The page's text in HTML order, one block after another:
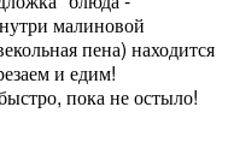
малиновой
пена) находится
и едим!
пока не остыло!